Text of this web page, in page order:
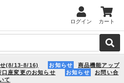
ログイン カート
(8/13-8/16) お知らせ
商品機能アップ
口座変更のお知らせ お知らせ
お問い合
て